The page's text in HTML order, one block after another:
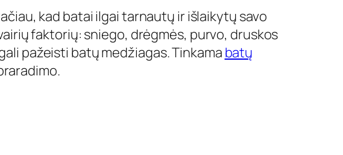
kad batai ilgai tarnautų ir išlaikytų savo
faktorių: sniego, drėgmės, purvo, druskos
pažeisti batų medžiagas. Tinkama batų